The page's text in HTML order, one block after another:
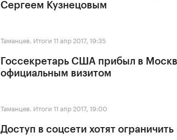
Сергеем Кузнецовым
Таманцев. Итоги 11 апр 2017, 19:35
Госсекретарь США прибыл в
официальным визитом
Таманцев. Итоги 11 апр 2017, 19:00
Доступ в соцсети хотят ограничить